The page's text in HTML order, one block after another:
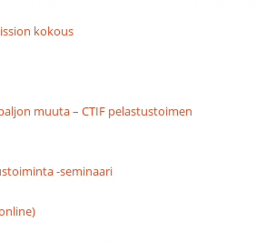
kokous
muuta – CTIF pelastustoimen
-seminaari